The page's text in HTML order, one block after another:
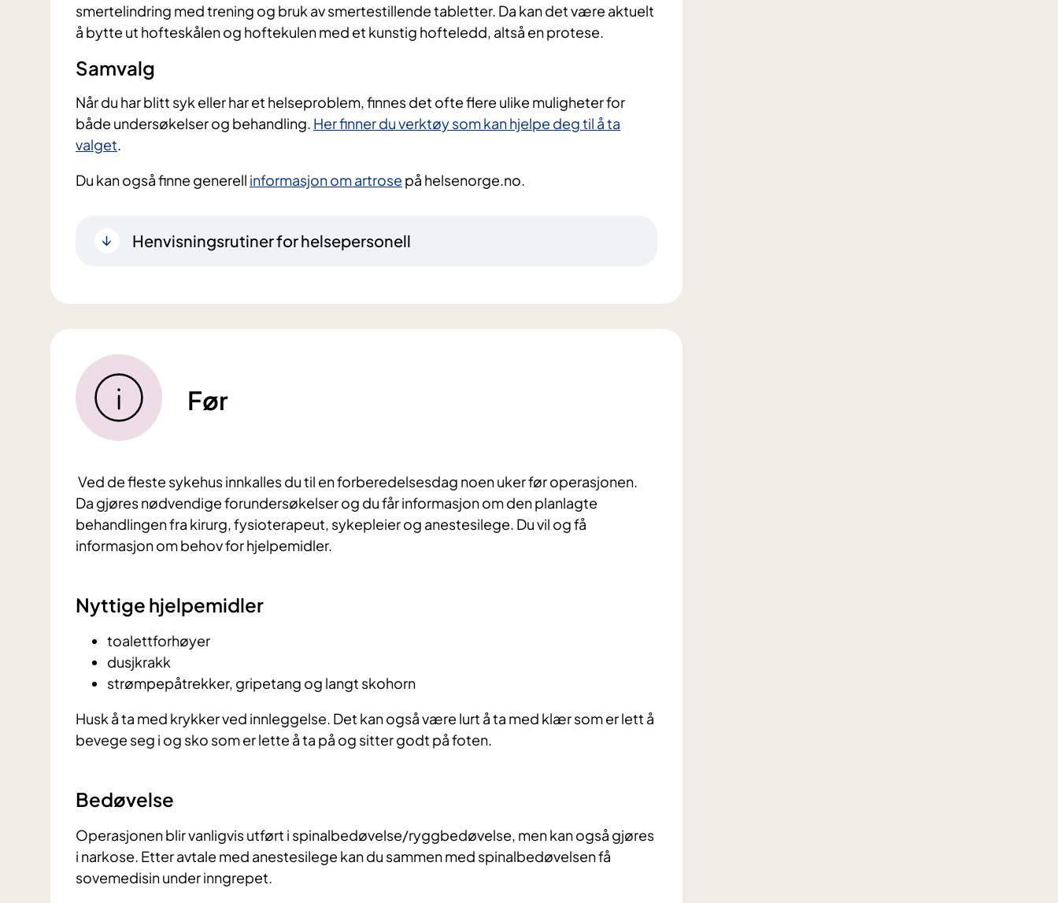
smertelindring med trening og bruk av smertestillende tabletter. Da kan det være aktuelt
å bytte ut hofteskålen og hoftekulen med et kunstig hofteledd, altså en protese.
​Samvalg
Når du har blitt syk eller har et helseproblem, finnes det ofte flere ulike muligheter for
både undersøkelser og behandling. Her finner du ​verktøy som kan hjelpe deg til å ta
valget.
Du kan også finne generell informasjon om artrose på helsenorge.no.
Henvisningsrutiner for helsepersonell
Før
Ved de fleste sykehus innkalles du til en forberedelsesdag noen uker før operasjonen.
Da gjøres nødvendige forundersøkelser og du får informasjon om den planlagte
behandlingen fra kirurg, fysioterapeut, sykepleier og anestesilege. Du vil og få
informasjon om behov for hjelpemidler.
Nyttige hjelpemidler
toalettforhøyer
dusjkrakk
strømpepåtrekker, gripetang og langt skohorn
Husk å ta med krykker ved innleggelse. Det kan også være lurt å ta med klær som er lett å
bevege seg i og sko som er lette å ta på og sitter godt på foten.
Bedøvelse
Operasjonen blir vanligvis utført i spinalbedøvelse/ryggbedøvelse, men kan også gjøres
i narkose. Etter avtale med anestesilege kan du sammen med spinalbedøvelsen få
sovemedisin under inngrepet.